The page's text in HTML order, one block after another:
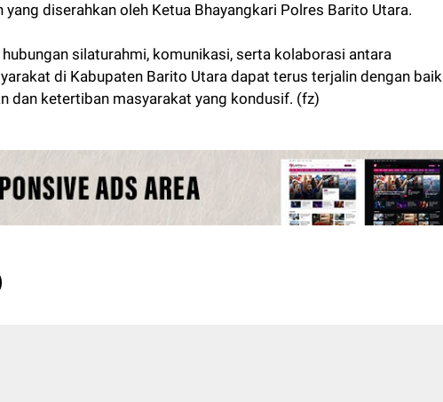
yang diserahkan oleh Ketua Bhayangkari Polres Barito Utara.
silaturahmi, komunikasi, serta kolaborasi antara
di Kabupaten Barito Utara dapat terus terjalin dengan baik
dan ketertiban masyarakat yang kondusif. (fz)